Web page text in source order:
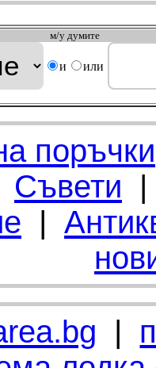
м/у думите
и или
поръчки
Съвети
|
|